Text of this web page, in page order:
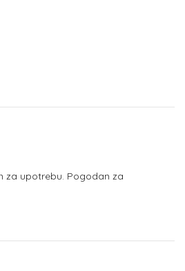
za upotrebu. Pogodan za